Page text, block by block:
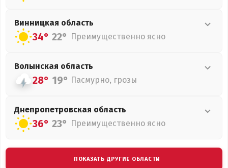
Винницкая область
34° 22° Преимущественно ясно
Волынская область
28° 19° Пасмурно, грозы
Днепропетровская область
36° 23° Преимущественно ясно
ПОКАЗАТЬ ДРУГИЕ ОБЛАСТИ